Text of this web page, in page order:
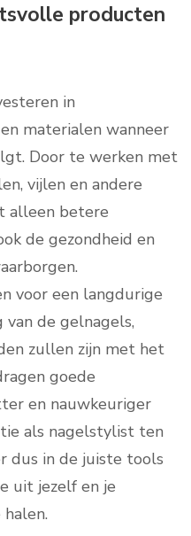
producten
in
materialen wanneer
Door te werken met
vijlen en andere
alleen betere
de gezondheid en
voor een langdurige
de gelnagels,
zullen zijn met het
goede
en nauwkeuriger
als nagelstylist ten
dus in de juiste tools
uit jezelf en je